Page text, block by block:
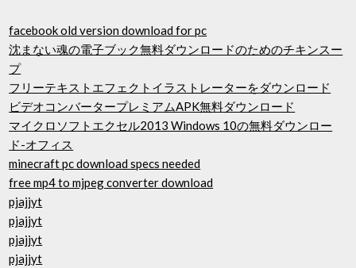
facebook old version download for pc
沈まない魂の電子ブック無料ダウンロードのためのチキンスー
プ
フリーテキストエフェクトイラストレーターをダウンロード
ビデオコンバータープレミアムAPK無料ダウンロード
マイクロソフトエクセル2013 Windows 10の無料ダウンロー
ド-オフィス
minecraft pc download specs needed
free mp4 to mjpeg converter download
pjajjyt
pjajjyt
pjajjyt
pjajjyt